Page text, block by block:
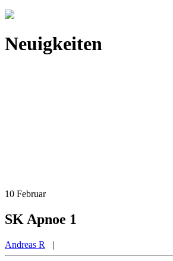
Neuigkeiten
10 Februar
SK Apnoe 1
Andreas R |